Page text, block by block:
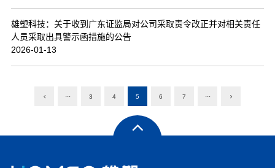
雄塑科技：关于收到广东证监局对公司采取责令改正并对相关责任
人员采取出具警示函措施的公告
2026-01-13
··· 3 4 5 6 7 ···